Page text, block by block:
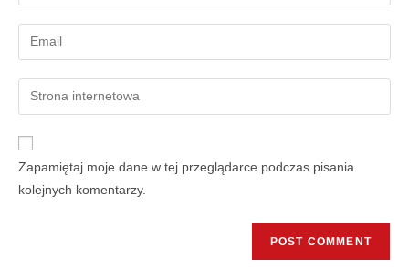
Zapamiętaj moje dane w tej przeglądarce podczas pisania
kolejnych komentarzy.